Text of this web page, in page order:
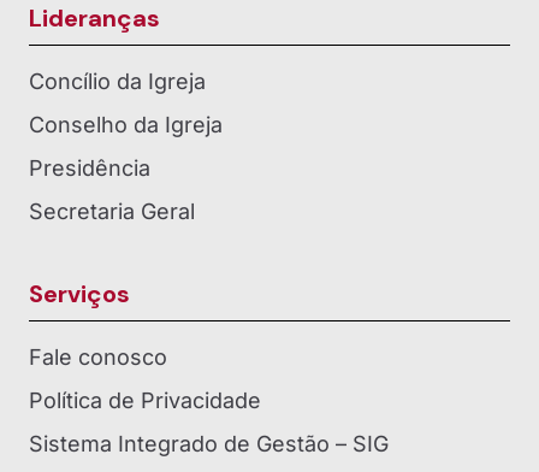
Lideranças
Concílio da Igreja
Conselho da Igreja
Presidência
Secretaria Geral
Serviços
Fale conosco
Política de Privacidade
Sistema Integrado de Gestão – SIG